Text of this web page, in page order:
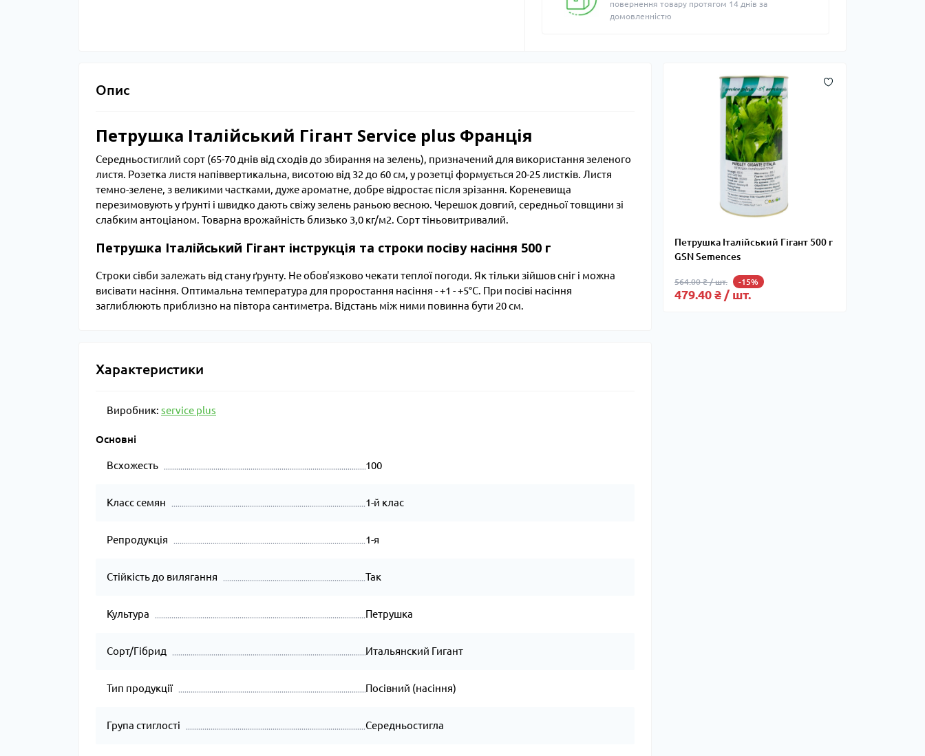
повернення товару протягом 14 днів за
домовленністю
Петрушка Італійський Гігант 500 г
GSN Semences
564.00 ₴ / шт. -15%
479.40 ₴ / шт.
Опис
Петрушка Італійський Гігант Service plus Франція
Середньостиглий сорт (65-70 днів від сходів до збирання на зелень), призначений для використання зеленого
листя. Розетка листя напіввертикальна, висотою від 32 до 60 см, у розетці формується 20-25 листків. Листя
темно-зелене, з великими частками, дуже ароматне, добре відростає після зрізання. Кореневища
перезимовують у ґрунті і швидко дають свіжу зелень раньою весною. Черешок довгий, середньої товщини зі
слабким антоціаном. Товарна врожайність близько 3,0 кг/м2. Сорт тіньовитривалий.
Петрушка Італійський Гігант інструкція та строки посіву насіння 500 г
Строки сівби залежать від стану ґрунту. Не обов'язково чекати теплої погоди. Як тільки зійшов сніг і можна
висівати насіння. Оптимальна температура для проростання насіння - +1 - +5°С. При посіві насіння
заглиблюють приблизно на півтора сантиметра. Відстань між ними повинна бути 20 см.
Характеристики
Виробник: service plus
Основні
Всхожесть 100
Класс семян 1-й клас
Репродукція 1-я
Стійкість до вилягання Так
Культура Петрушка
Сорт/Гібрид Итальянский Гигант
Тип продукції Посівний (насіння)
Група стиглості Середньостигла